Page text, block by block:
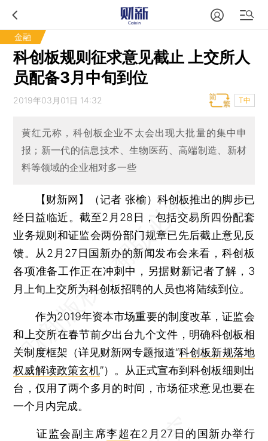
金融
科创板规则征求意见截止 上交所人
员配备3月中旬到位
2019年03月01日 14:32 T中
黄红元称，科创板企业不太会出现大批量的集中申
报；新一代的信息技术、生物医药、高端制造、新材
料等领域的企业相对多一些
【财新网】（记者 张榆） 科创板推出的脚步已
经日益临近。截至2月28日，包括交易所四份配套
业务规则和证监会两份部门规章已先后截止意见反
馈。从2月27日国新办的新闻发布会来看，科创板
各项准备工作正在冲刺中，另据财新记者了解，3
月上旬上交所为科创板招聘的人员也将陆续到位。
作为2019年资本市场重要的制度改革，证监会
和上交所在春节前夕出台九个文件，明确科创板相
关制度框架（详见财新网专题报道“科创板新规落地
权威解读政策玄机”）。从正式宣布到科创板细则出
台，仅用了两个多月的时间，市场征求意见也要在
一个月内完成。
证监会副主席李超在2月27日的国新办举行